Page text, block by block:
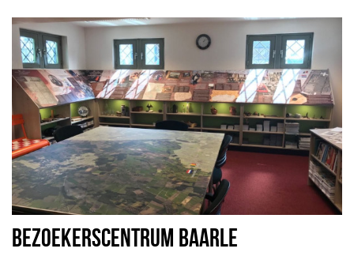
BEZOEKERSCENTRUM BAARLE